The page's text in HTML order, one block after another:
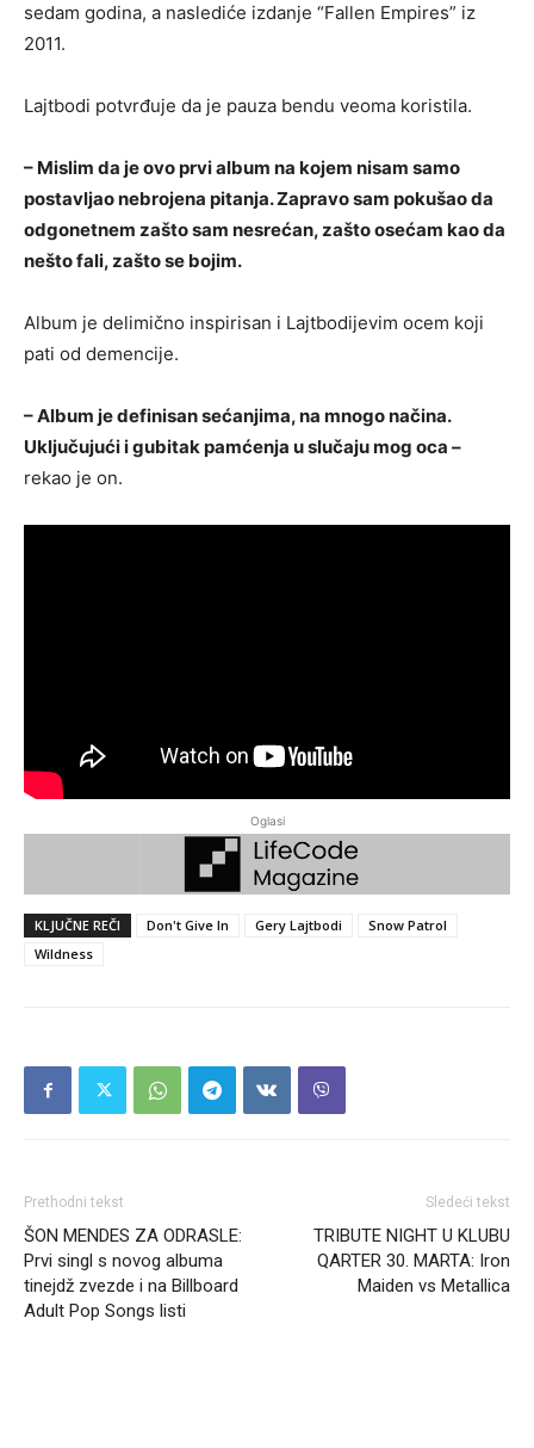
sedam godina, a naslediće izdanje “Fallen Empires” iz
2011.
Lajtbodi potvrđuje da je pauza bendu veoma koristila.
– Mislim da je ovo prvi album na kojem nisam samo
postavljao nebrojena pitanja. Zapravo sam pokušao da
odgonetnem zašto sam nesrećan, zašto osećam kao da
nešto fali, zašto se bojim.
Album je delimično inspirisan i Lajtbodijevim ocem koji
pati od demencije.
– Album je definisan sećanjima, na mnogo načina.
Uključujući i gubitak pamćenja u slučaju mog oca –
rekao je on.
Oglasi
KLJUČNE REČI Don't Give In Gery Lajtbodi
Snow Patrol
Wildness
Prethodni tekst
ŠON MENDES ZA ODRASLE:
Prvi singl s novog albuma
tinejdž zvezde i na Billboard
Adult Pop Songs listi
Sledeći tekst
TRIBUTE NIGHT U KLUBU
QARTER 30. MARTA: Iron
Maiden vs Metallica